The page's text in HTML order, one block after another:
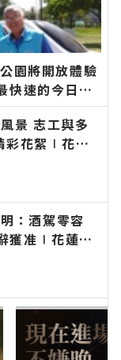
園將開放體驗
快速的今日新
景 志工與多
彩花絮∣花蓮
：酒駕零容
獲准∣花蓮新